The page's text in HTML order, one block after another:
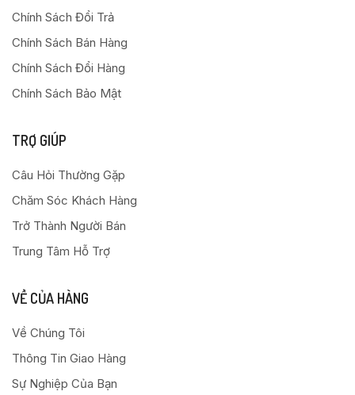
Chính Sách Đổi Trả
Chính Sách Bán Hàng
Chính Sách Đổi Hàng
Chính Sách Bảo Mật
TRỢ GIÚP
Câu Hỏi Thường Gặp
Chăm Sóc Khách Hàng
Trở Thành Người Bán
Trung Tâm Hỗ Trợ
VỀ CỦA HÀNG
Về Chúng Tôi
Thông Tin Giao Hàng
Sự Nghiệp Của Bạn